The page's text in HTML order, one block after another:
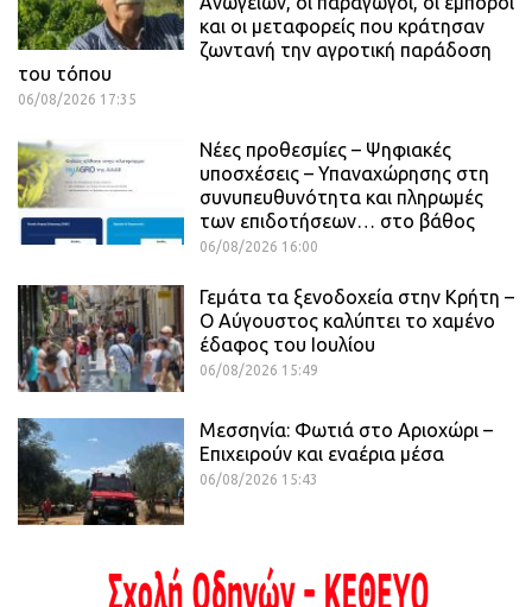
και οι μεταφορείς που κράτησαν
ζωντανή την αγροτική παράδοση
του τόπου
06/08/2026 17:35
Νέες προθεσμίες – Ψηφιακές
υποσχέσεις – Υπαναχώρησης στη
συνυπευθυνότητα και πληρωμές
των επιδοτήσεων… στο βάθος
06/08/2026 16:00
Γεμάτα τα ξενοδοχεία στην Κρήτη –
Ο Αύγουστος καλύπτει το χαμένο
έδαφος του Ιουλίου
06/08/2026 15:49
Μεσσηνία: Φωτιά στο Αριοχώρι –
Επιχειρούν και εναέρια μέσα
06/08/2026 15:43